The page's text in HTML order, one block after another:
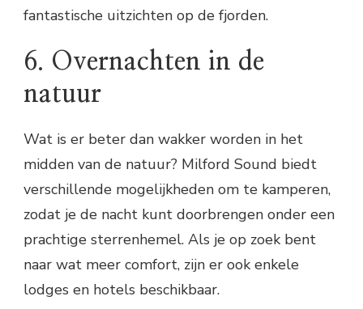
fantastische uitzichten op de fjorden.
6. Overnachten in de
natuur
Wat is er beter dan wakker worden in het
midden van de natuur? Milford Sound biedt
verschillende mogelijkheden om te kamperen,
zodat je de nacht kunt doorbrengen onder een
prachtige sterrenhemel. Als je op zoek bent
naar wat meer comfort, zijn er ook enkele
lodges en hotels beschikbaar.